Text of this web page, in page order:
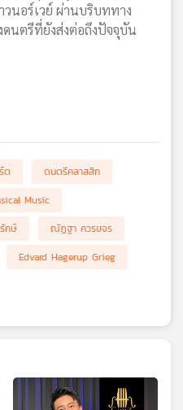
นอร์เวย์ ผ่านบริบททาง
นตรีที่ยังส่งต่อถึงปัจจุบัน
ต
ดนตรีคลาสสิก
Music
กษ์
ณัฏฐา ควรขจร
Edvard Hagerup Grieg